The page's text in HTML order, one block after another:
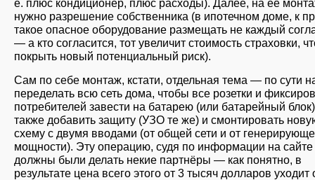
е. плюс кондиционер, плюс расходы). Далее, на её
нужно разрешение собственника (в ипотечном доме, к
такое опасное оборудование размещать не каждый
— а кто согласится, тот увеличит стоимость страховки,
покрыть новый потенциальный риск).
Сам по себе монтаж, кстати, отдельная тема — по сути
переделать всю сеть дома, чтобы все розетки и
потребителей завести на батарею (или батарейный
также добавить защиту (УЗО те же) и смонтировать
схему с двумя вводами (от общей сети и от
мощности). Эту операцию, судя по информации на
должны были делать некие партнёры — как понятно, в
результате цена всего этого от 3 тысяч долларов уходит